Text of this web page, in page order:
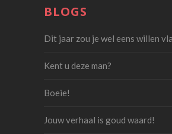
BLOGS
Dit jaar zou je wel eens willen
Kent u deze man?
Boeie!
Jouw verhaal is goud waard!